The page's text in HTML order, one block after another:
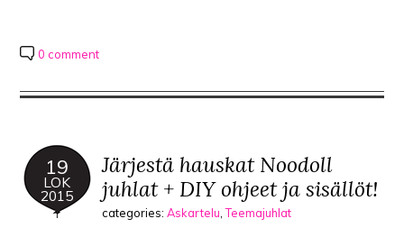
0 comment
19
LOK
2015
Järjestä hauskat Noodoll
juhlat + DIY ohjeet ja sisällöt!
categories:Askartelu ,Teemajuhlat